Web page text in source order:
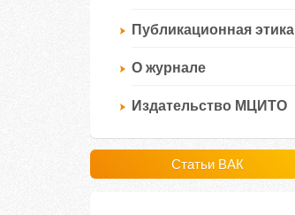
Публикационная этика
О журнале
Издательство МЦИТО
Статьи ВАК